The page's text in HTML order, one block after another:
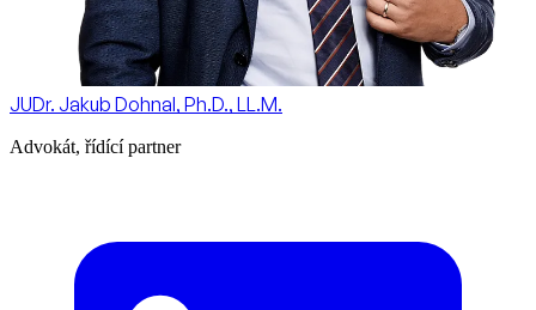
JUDr. Jakub Dohnal, Ph.D., LL.M.
Advokát, řídící partner